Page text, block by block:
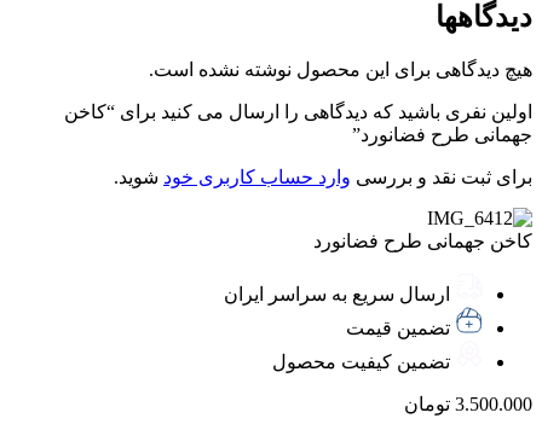
دیدگاهها
هیچ دیدگاهی برای این محصول نوشته نشده است.
اولین نفری باشید که دیدگاهی را ارسال می کنید برای “کاخن
جهمانی طرح فضانورد”
برای ثبت نقد و بررسی وارد حساب کاربری خود شوید.
کاخن جهمانی طرح فضانورد
ارسال سریع به سراسر ایران
تضمین قیمت
تضمین کیفیت محصول
3.500.000 تومان